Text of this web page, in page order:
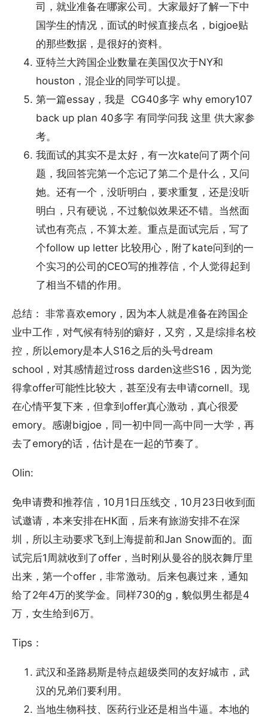
司，就业准备在哪家公司。大家最好了解一下中
国学生的情况，面试的时候直接点名，bigjoe贴
的那些数据，是很好的资料。
亚特兰大跨国企业数量在美国仅次于NY和
houston，混企业的同学可以提。
第一篇essay，我是 CG40多字 why emory107
back up plan 40多字 有同学问我 这里 供大家参
考。
我面试的其实不是太好，有一次kate问了两个问
题，我回答完第一个忘记了第二个是什么，又问
她。还有一个，没听明白，要求重复，还是没听
明白，只有硬说，不过貌似效果还不错。当然面
试也有亮点，不算太差。重点是面试完后，写了
个follow up letter 比较用心，附了kate问到的一
个实习的公司的CEO写的推荐信，个人觉得起到
了相当不错的作用。
总结： 非常喜欢emory，因为本人就是准备在跨国企
业中工作，对气候有特别的癖好，又穷，又是综排名校
控，所以emory是本人S16之后的头号dream
school，对其感情超过ross darden这些S16，因为觉
得拿offer可能性比较大，甚至没有去申请cornell。现
在心情平复下来，但拿到offer真心激动，真心很爱
emory。感谢bigjoe，同一初中同一高中同一大学，再
去了emory的话，估计是在一起的节奏了。
Olin:
免申请费和推荐信，10月1日压线交，10月23日收到面
试邀请，本来安排在HK面，后来有旅游安排不在深
圳，所以主动要求飞到上海提前和Jan Snow面的。面
试完后1周就收到了offer，当时刚从曼谷的脱衣舞厅里
出来，第一个offer，非常激动。后来包裹过来，通知
给了2年4万的奖学金。同样730的g，貌似男生都是4
万，女生给到6万。
Tips：
武汉和圣路易斯是特点超级类同的友好城市，武
汉的兄弟们要利用。
当地生物科技、医药行业还是相当牛逼。本地的